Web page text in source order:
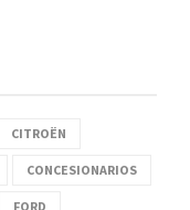
CITROËN
CONCESIONARIOS
FORD